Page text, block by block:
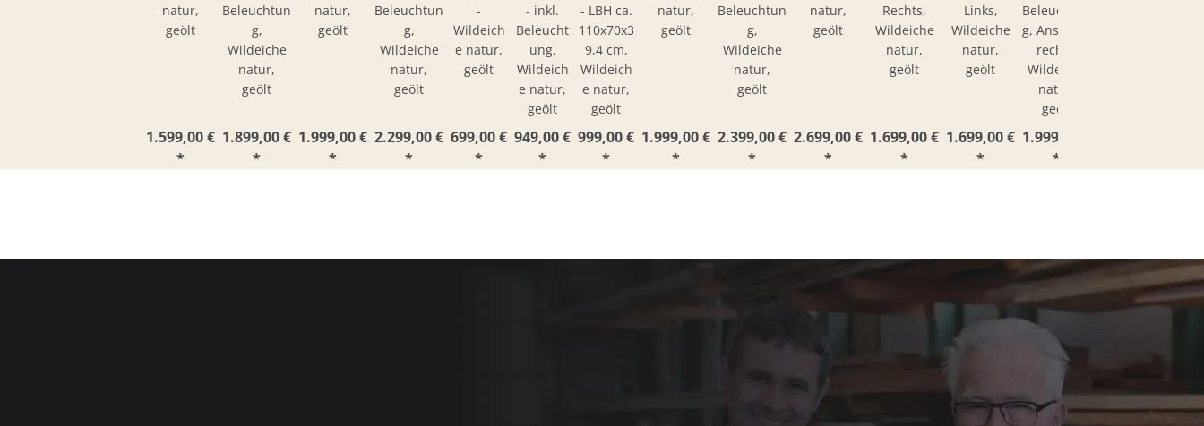
natur,
geölt
1.599,00 €
*
Beleuchtun
g,
Wildeiche
natur,
geölt
1.899,00 €
*
natur,
geölt
1.999,00 €
*
Beleuchtun
g,
Wildeiche
natur,
geölt
2.299,00 €
*
-
Wildeich
e natur,
geölt
699,00 €
*
- inkl.
Beleucht
ung,
Wildeich
e natur,
geölt
949,00 €
*
- LBH ca.
110x70x3
9,4 cm,
Wildeich
e natur,
geölt
999,00 €
*
natur,
geölt
1.999,00 €
*
Beleuchtun
g,
Wildeiche
natur,
geölt
2.399,00 €
*
natur,
geölt
2.699,00 €
*
Rechts,
Wildeiche
natur,
geölt
1.699,00 €
*
Links,
Wildeiche
natur,
geölt
1.699,00 €
*
Beleuchtun
g, Anschlag
rechts,
Wildeiche
natur,
geölt
1.999,00 €
*